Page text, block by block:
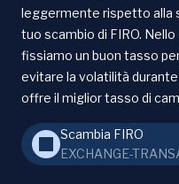
leggermente rispetto alla
tuo scambio di FIRO.
fissiamo un buon tasso
evitare la volatilità
offre il miglior tasso di
Scambia FIRO
EXCHANGE-